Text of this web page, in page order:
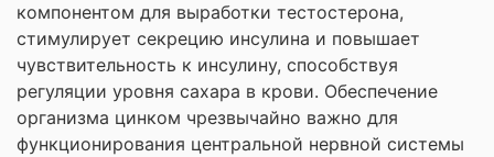
компонентом для выработки тестостерона,
стимулирует секрецию инсулина и повышает
чувствительность к инсулину, способствуя
регуляции уровня сахара в крови. Обеспечение
организма цинком чрезвычайно важно для
функционирования центральной нервной системы